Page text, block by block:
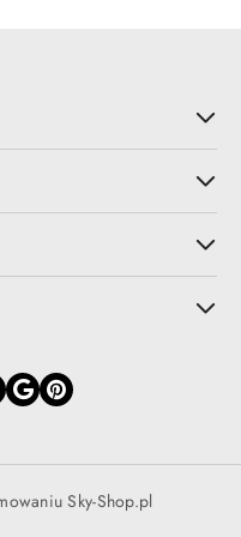
Sky-Shop.pl